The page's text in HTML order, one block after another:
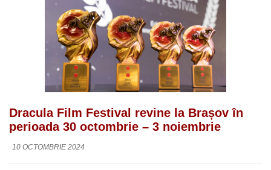
Dracula Film Festival revine la Brașov în
perioada 30 octombrie – 3 noiembrie
10 OCTOMBRIE 2024